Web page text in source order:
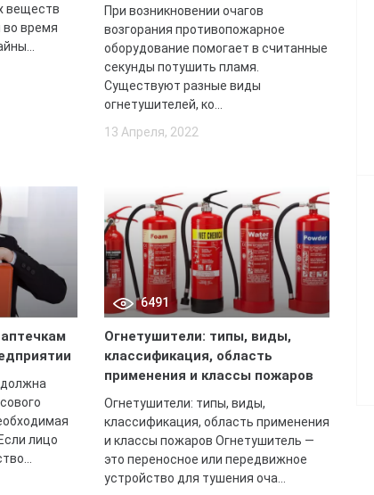
веществ
во время
При возникновении очагов
возгорания противопожарное
оборудование помогает в считанные
секунды потушить пламя.
Существуют разные виды
огнетушителей, ко...
13 Апреля, 2022
лицо
6491
Огнетушители: типы, виды,
классификация, область
применения и классы пожаров
Огнетушители: типы, виды,
классификация, область применения
и классы пожаров Огнетушитель —
это переносное или передвижное
устройство для тушения оча...